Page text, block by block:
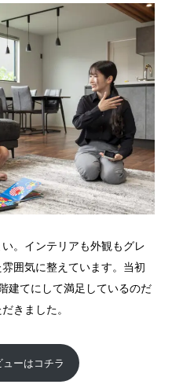
。インテリアも外観もグレ
囲気に整えています。当初
建てにして満足しているのだ
きました。
ーはコチラ